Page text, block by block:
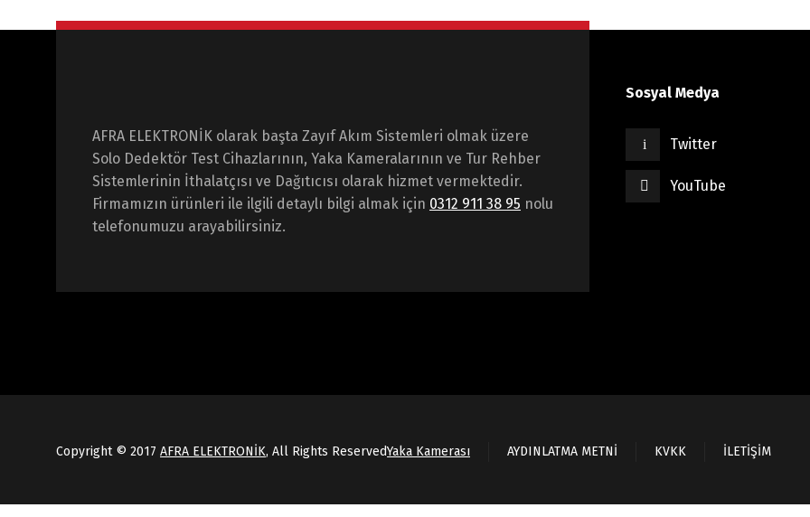
AFRA ELEKTRONİK olarak başta Zayıf Akım Sistemleri olmak üzere
Solo Dedektör Test Cihazlarının, Yaka Kameralarının ve Tur Rehber
Sistemlerinin İthalatçısı ve Dağıtıcısı olarak hizmet vermektedir.
Firmamızın ürünleri ile ilgili detaylı bilgi almak için 0312 911 38 95 nolu
telefonumuzu arayabilirsiniz.
Sosyal Medya
Twitter
YouTube
Copyright © 2017 AFRA ELEKTRONİK, All Rights ReservedYaka Kamerası AYDINLATMA METNİ KVKK İLETİŞİM